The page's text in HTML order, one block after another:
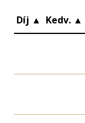
Díj ▲ Kedv. ▲